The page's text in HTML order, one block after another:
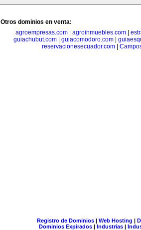
Otros dominios en venta:
agroempresas.com| agroinmuebles.com|
guiachubut.com
guiacomodoro.com
reservacionesecuador.com
Registro de Dominios| Web Hosting |
Dominios Expirados | Industrias |